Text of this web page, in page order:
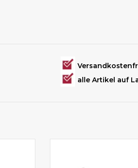
alle Artikel auf